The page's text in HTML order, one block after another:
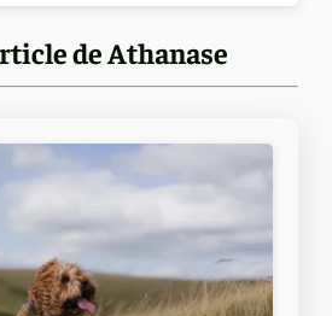
de Athanase